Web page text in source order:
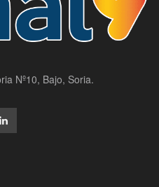
Nº10, Bajo, Soria.